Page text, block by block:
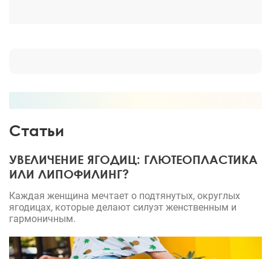
результатом , и супругу тоже очень нравится!
Статьи
УВЕЛИЧЕНИЕ ЯГОДИЦ: ГЛЮТЕОПЛАСТИКА
ИЛИ ЛИПОФИЛИНГ?
Каждая женщина мечтает о подтянутых, округлых
ягодицах, которые делают силуэт женственным и
гармоничным.